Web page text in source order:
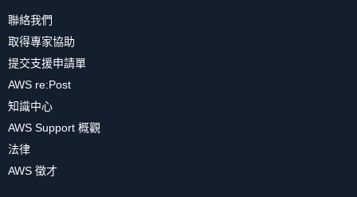
聯絡我們
取得專家協助
提交支援申請單
AWS re:Post
知識中心
AWS Support 概觀
法律
AWS 徵才